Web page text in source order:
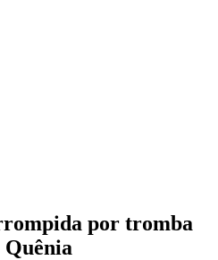
por tromba
Quênia